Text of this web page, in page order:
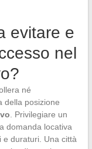
evitare e
nel
né
della posizione
. Privilegiare un
domanda locativa
e duraturi. Una città